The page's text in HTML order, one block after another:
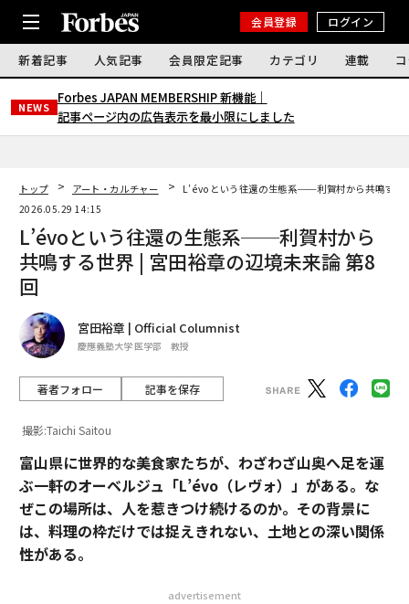
会員登録 ログイン
新着記事 人気記事 会員限定記事 カテゴリ 連載
NEWS
Forbes JAPAN MEMBERSHIP 新機能｜
記事ページ内の広告表示を最小限にしました
トップ アート・カルチャー
L’évoという往還の生態系──利賀村から共鳴する
2026.05.29 14:15
L’évoという往還の生態系──利賀村から
共鳴する世界 | 宮田裕章の辺境未来論 第8
回
宮田裕章 | Official Columnist
慶應義塾大学 医学部 教授
著者フォロー 記事を保存
撮影:Taichi Saitou
富山県に世界的な美食家たちが、わざわざ山奥へ足を運
ぶ一軒のオーベルジュ「L’évo（レヴォ）」がある。な
ぜこの場所は、人を惹きつけ続けるのか。その背景に
は、料理の枠だけでは捉えきれない、土地との深い関係
性がある。
advertisement